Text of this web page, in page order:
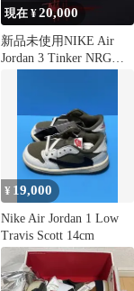
現在 ¥20,000
新品未使用NIKE Air
Jordan 3 Tinker NRG
¥ 19,000
Nike Air Jordan 1 Low
Travis Scott 14cm